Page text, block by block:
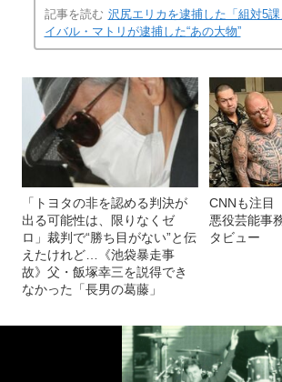
記事を読む 沢尻エリカを逮捕した「組対5
イバル・マトリが逮捕した“あの大物”
「トヨタの非を認める判決が
出る可能性は、限りなくゼ
ロ」裁判で“勝ち目がない”と伝
えたけれど…《池袋暴走事
故》父・飯塚幸三を説得でき
なかった「長男の葛藤」
CNNも注
悪役芸能事
タビュー